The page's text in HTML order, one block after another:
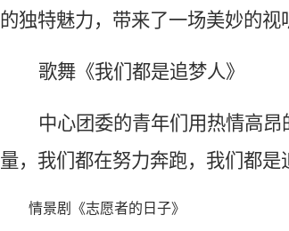
的独特魅力，带来了一场美妙的视
歌舞《我们都是追梦人》
中心团委的青年们用热情高
量，我们都在努力奔跑，我们都是
情景剧《志愿者的日子》